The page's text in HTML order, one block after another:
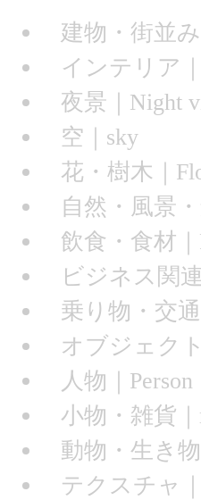
建物・街並
インテリア
夜景｜Night
空｜sky
花・樹木｜
自然・風景
飲食・食材｜
ビジネス関
乗り物・交
オブジェク
人物｜Person
小物・雑貨｜
動物・生き
テクスチャ